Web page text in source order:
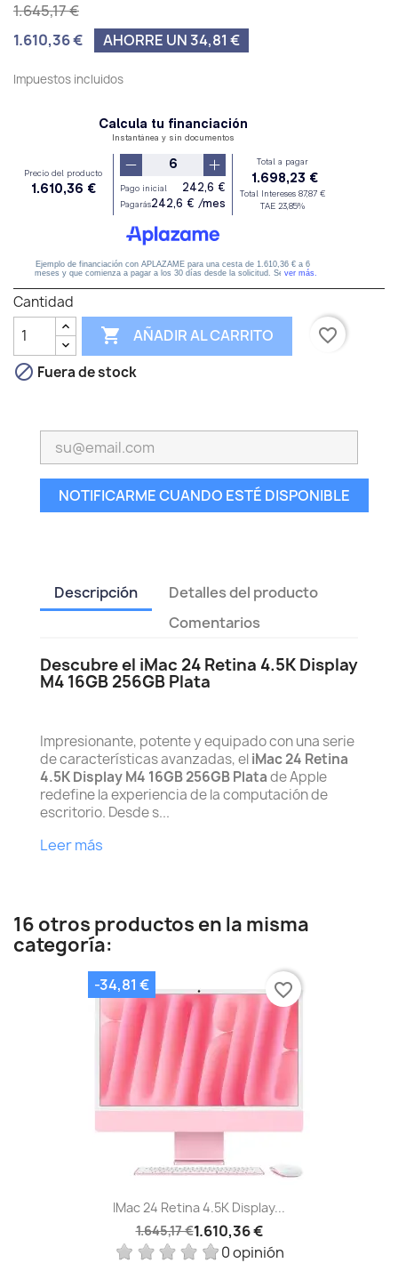
1.645,17 €
1.610,36 €
AHORRE UN 34,81 €
Impuestos incluidos
Cantidad
 AÑADIR AL CARRITO
favorite_border
 Fuera de stock
NOTIFICARME CUANDO ESTÉ DISPONIBLE
Descripción
Detalles del producto
Comentarios
Descubre el iMac 24 Retina 4.5K Display
M4 16GB 256GB Plata
Impresionante, potente y equipado con una serie
de características avanzadas, eliMac 24 Retina
4.5K Display M4 16GB 256GB Platade Apple
redefine la experiencia de la computación de
escritorio. Desde s...
Leer más
16 otros productos en la misma
categoría:
IMac 24 Retina 4.5K Display...
1.645,17 €1.610,36 €
0 opinión
-34,81 € favorite_border